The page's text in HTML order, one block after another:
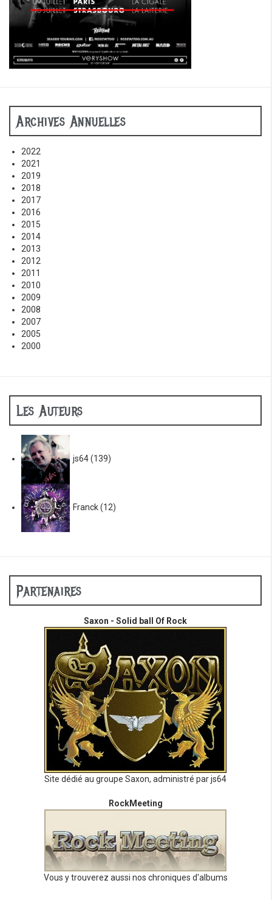
Archives Annuelles
2022
2021
2019
2018
2017
2016
2015
2014
2013
2012
2011
2010
2009
2008
2007
2005
2000
Les Auteurs
js64(139)
Franck(12)
Partenaires
Saxon - Solid ball Of Rock
Site dédié au groupe Saxon, administré par js64
RockMeeting
Vous y trouverez aussi nos chroniques d'albums